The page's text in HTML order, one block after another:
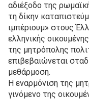
αδιέξοδο της
τη δίκην
ιμπέριουμ» στους
ελληνικής
της μητρόπολης
επιβεβαιώνεται
μεθάρμοση.
Η εναρμόνιση της
γινόμενο της